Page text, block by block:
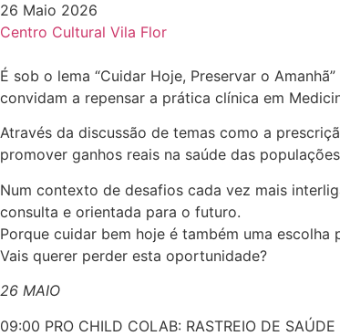
26 Maio 2026
Centro Cultural Vila Flor
É sob o lema “Cuidar Hoje, Preservar o
convidam a repensar a prática clínica em
Através da discussão de temas como a
promover ganhos reais na saúde das
Num contexto de desafios cada vez mais
consulta e orientada para o futuro.
Porque cuidar bem hoje é também uma escolha
Vais querer perder esta oportunidade?
26 MAIO
09:00 PRO CHILD COLAB: RASTREIO DE